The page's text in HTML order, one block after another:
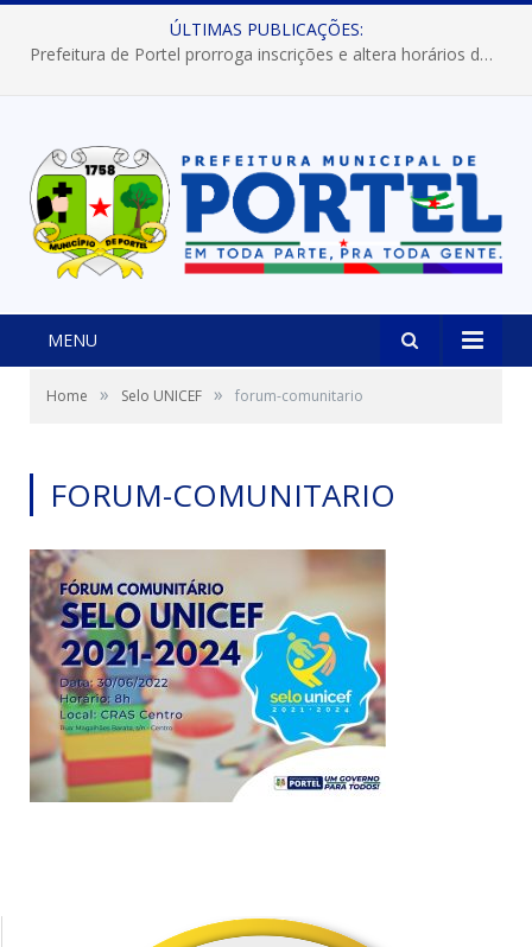
ÚLTIMAS PUBLICAÇÕES:
Prefeitura de Portel prorroga inscrições e altera horários dos concursos “Musa” e “Miss Mix Verão 2026”
MENU
Home » Selo UNICEF » forum-comunitario
FORUM-COMUNITARIO